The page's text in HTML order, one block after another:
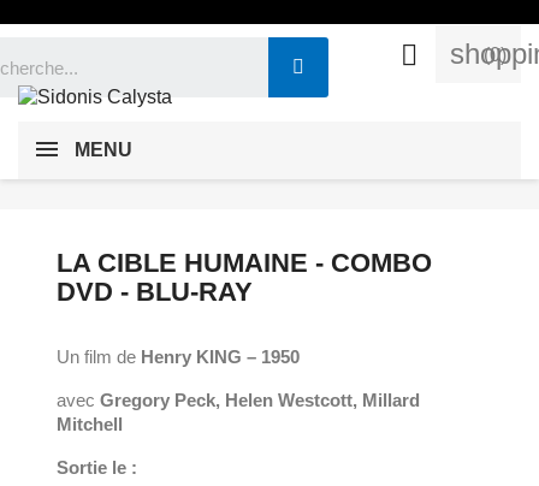
 (0)
MENU
LA CIBLE HUMAINE - COMBO
DVD - BLU-RAY
Un film de Henry KING – 1950
avec Gregory Peck, Helen Westcott, Millard
Mitchell
Sortie le :